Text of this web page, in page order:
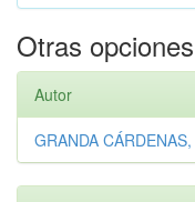
Otras
Autor
GRANDA